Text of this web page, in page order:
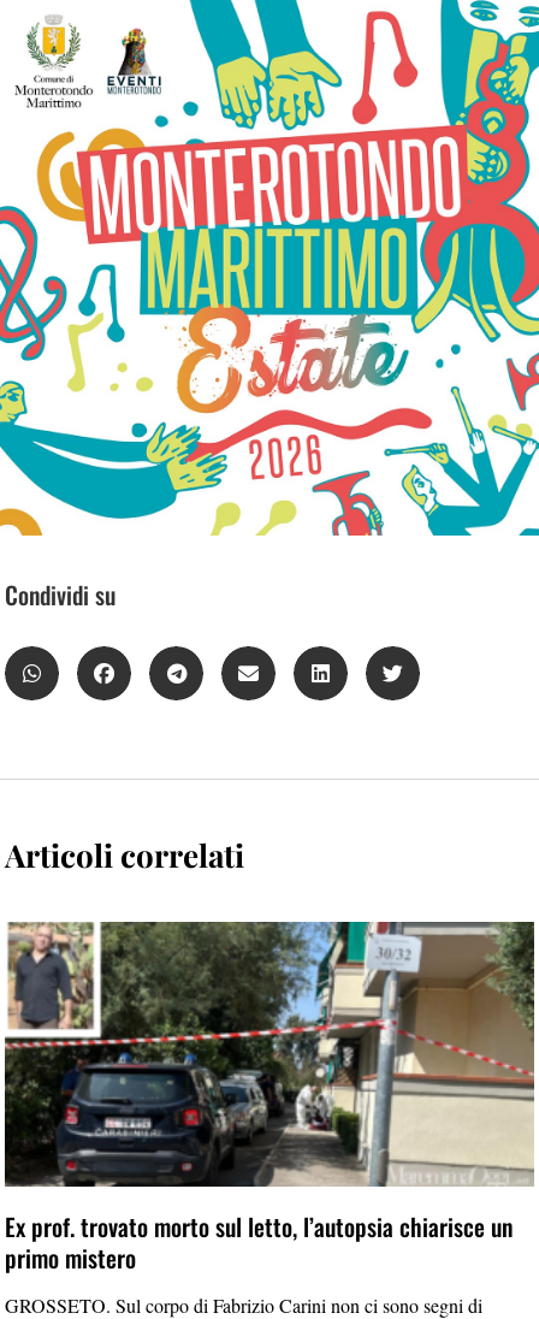
Condividi su
Articoli correlati
Ex prof. trovato morto sul letto, l’autopsia chiarisce un
primo mistero
GROSSETO. Sul corpo di Fabrizio Carini non ci sono segni di